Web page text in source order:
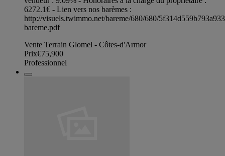
6272.1€ - Lien vers nos barèmes :
http://visuels.twimmo.net/bareme/680/680/
bareme.pdf
Vente Terrain Glomel - Côtes-d'Armor
Prix€75,900
Professionnel